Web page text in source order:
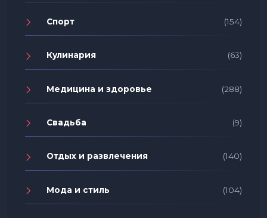
Спорт (154)
Кулинария (63)
Медицина и здоровье (288)
Свадьба (9)
Отдых и развлечения (140)
Мода и стиль (104)